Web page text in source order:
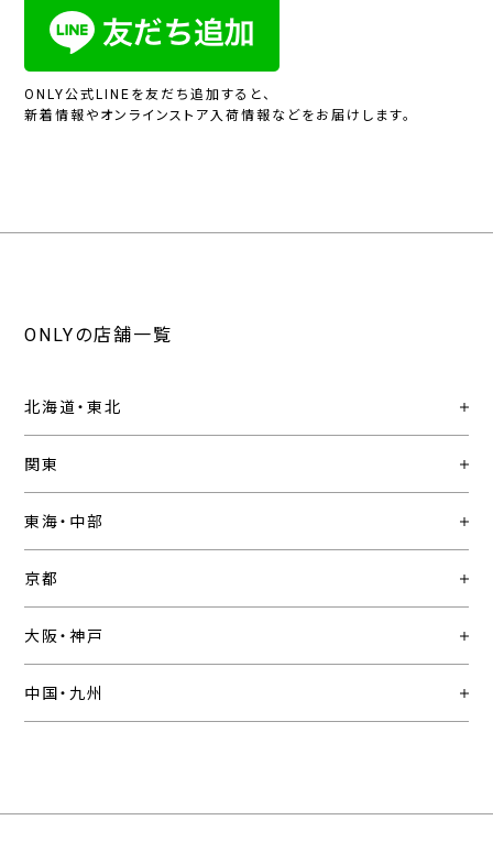
ONLY公式LINEを友だち追加すると、
新着情報やオンラインストア入荷情報などをお届けします。
ONLYの店舗一覧
北海道・東北
関東
東海・中部
京都
大阪・神戸
中国・九州